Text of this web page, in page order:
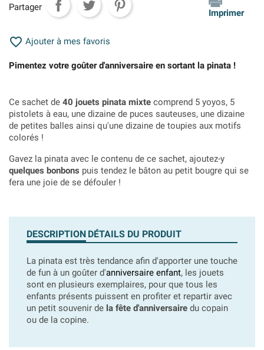
Partager
Imprimer
 Ajouter à mes favoris
Pimentez votre goûter d'anniversaire en sortant la pinata !
Ce sachet de 40 jouets pinata mixte comprend 5 yoyos, 5
pistolets à eau, une dizaine de puces sauteuses, une dizaine
de petites balles ainsi qu'une dizaine de toupies aux motifs
colorés !
Gavez la pinata avec le contenu de ce sachet, ajoutez-y
quelques bonbons puis tendez le bâton au petit bougre qui se
fera une joie de se défouler !
DESCRIPTION DÉTAILS DU PRODUIT
La pinata est très tendance afin d'apporter une touche
de fun à un goûter d'anniversaire enfant, les jouets
sont en plusieurs exemplaires, pour que tous les
enfants présents puissent en profiter et repartir avec
un petit souvenir de la fête d'anniversaire du copain
ou de la copine.